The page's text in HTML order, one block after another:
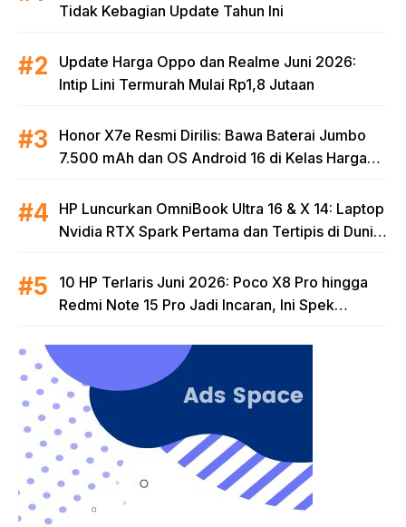
Tidak Kebagian Update Tahun Ini
Update Harga Oppo dan Realme Juni 2026:
Intip Lini Termurah Mulai Rp1,8 Jutaan
Honor X7e Resmi Dirilis: Bawa Baterai Jumbo
7.500 mAh dan OS Android 16 di Kelas Harga
HP Luncurkan OmniBook Ultra 16 & X 14: Laptop
Nvidia RTX Spark Pertama dan Tertipis di Dunia
10 HP Terlaris Juni 2026: Poco X8 Pro hingga
Redmi Note 15 Pro Jadi Incaran, Ini Spek